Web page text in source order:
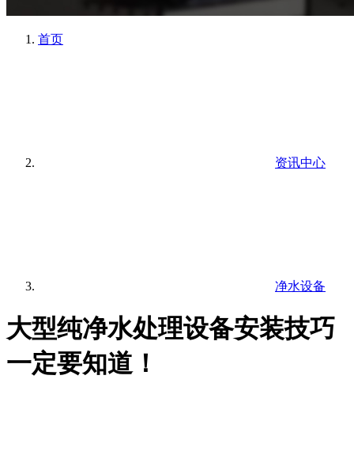
首页
资讯中心
净水设备
大型纯净水处理设备安装技巧
一定要知道！